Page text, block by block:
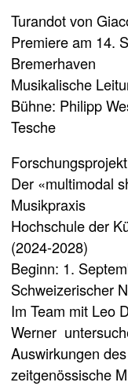
Turandot von
Premiere am 14.
Bremerhaven
Musikalische
Bühne: Philipp
Tesche
Der «multimodal
Musikpraxis
Hochschule der
(2024-2028)
Beginn: 1.
Schweizerischer
Im Team mit Leo
Werner
Auswirkungen
zeitgenössische